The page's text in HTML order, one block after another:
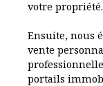
écoles.
votre propriété.
Ensuite, nous
vente
portails